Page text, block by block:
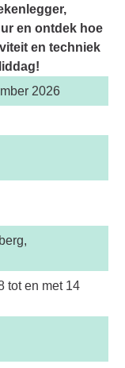
en ontdek hoe
en techniek
2026
tot en met 14